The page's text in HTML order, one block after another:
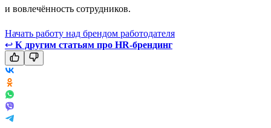
и вовлечённость сотрудников.
Начать работу над брендом работодателя
↩ К другим статьям про HR-брендинг